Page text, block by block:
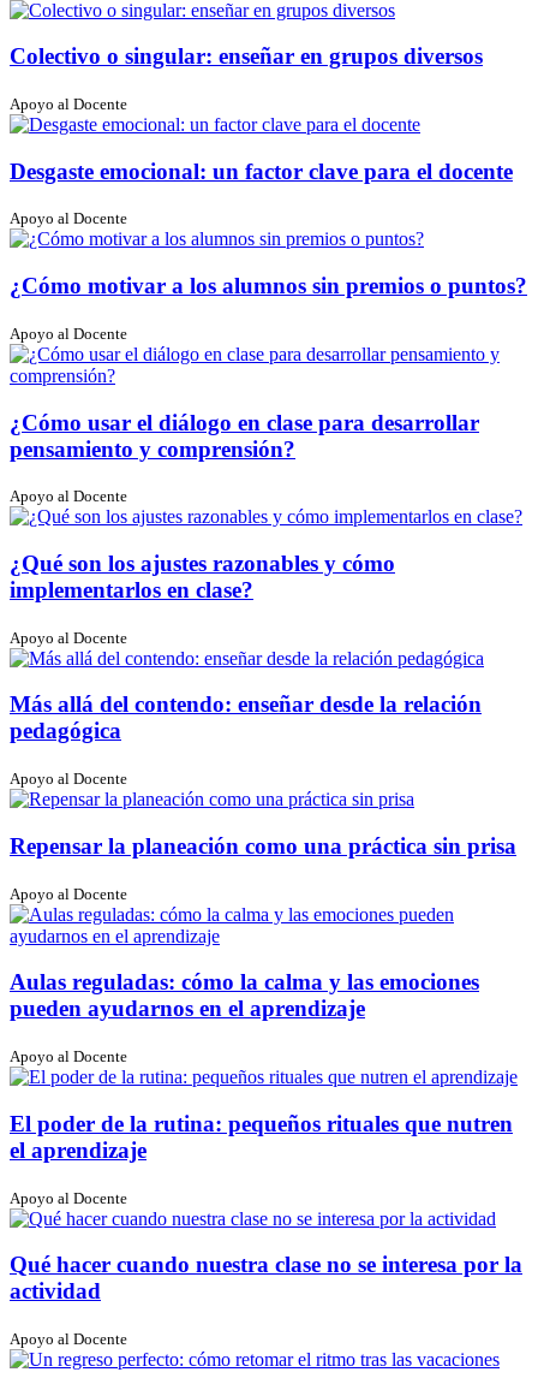
Colectivo o singular: enseñar en grupos diversos
Apoyo al Docente
Desgaste emocional: un factor clave para el docente
Apoyo al Docente
¿Cómo motivar a los alumnos sin premios o puntos?
Apoyo al Docente
¿Cómo usar el diálogo en clase para desarrollar
pensamiento y comprensión?
Apoyo al Docente
¿Qué son los ajustes razonables y cómo
implementarlos en clase?
Apoyo al Docente
Más allá del contendo: enseñar desde la relación
pedagógica
Apoyo al Docente
Repensar la planeación como una práctica sin prisa
Apoyo al Docente
Aulas reguladas: cómo la calma y las emociones
pueden ayudarnos en el aprendizaje
Apoyo al Docente
El poder de la rutina: pequeños rituales que nutren
el aprendizaje
Apoyo al Docente
Qué hacer cuando nuestra clase no se interesa por la
actividad
Apoyo al Docente